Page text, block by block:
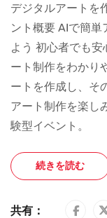
デジタルアートを
ント概要 AIで簡
よう 初心者でも
ート制作をわかり
ートを作成し、そ
アート制作を楽し
験型イベント。
続きを読む
共有：